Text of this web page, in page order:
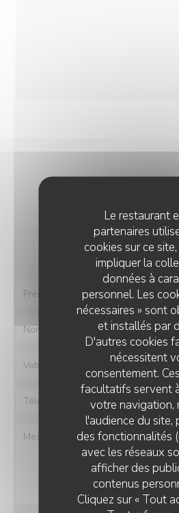
Le restaurant
partenaires
cookies sur ce
impliquer la
données à
personnel. Les
nécessaires » sont
et installés par
D'autres cookies
nécessitent
consentement.
facultatifs servent
votre navigation,
l'audience du site,
des fonctionnalités
avec les réseaux
afficher des
contenus
Cliquez sur « Tout
Vous désirez nous
Remplissez le